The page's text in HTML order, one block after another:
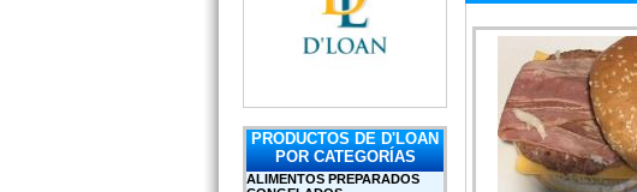
PRODUCTOS DE D'LOAN
POR CATEGORÍAS
ALIMENTOS PREPARADOS